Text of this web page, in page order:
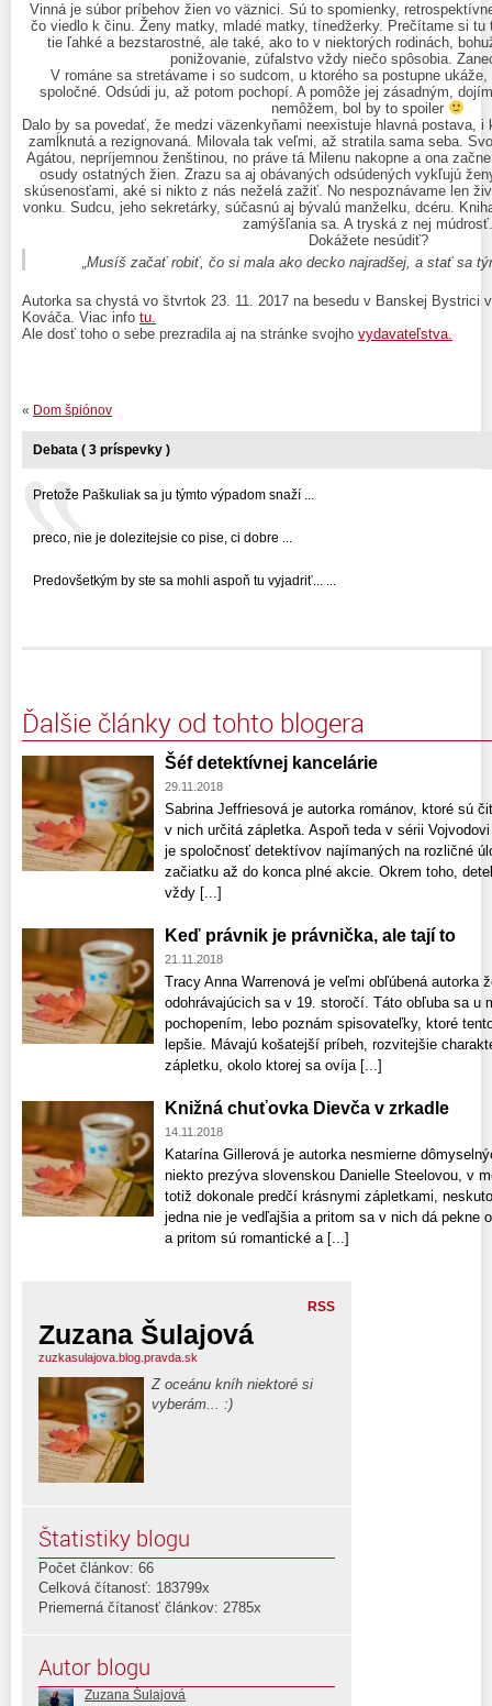
Vinná je súbor príbehov žien vo väznici. Sú to spomienky,
čo viedlo k činu. Ženy matky, mladé matky, tínedžerky. Prečítame si
tie ľahké a bezstarostné, ale také, ako to v niektorých rodinách,
ponižovanie, zúfalstvo vždy niečo spôsobia.
V románe sa stretávame i so sudcom, u ktorého sa postupne
spoločné. Odsúdi ju, až potom pochopí. A pomôže jej zásadným,
nemôžem, bol by to spoiler
Dalo by sa povedať, že medzi väzenkyňami neexistuje hlavná postava,
zamĺknutá a rezignovaná. Milovala tak veľmi, až stratila sama seba.
Agátou, nepríjemnou ženštinou, no práve tá Milenu nakopne a ona
osudy ostatných žien. Zrazu sa aj obávaných odsúdených vykľujú
skúsenosťami, aké si nikto z nás neželá zažiť. No nespoznávame len
vonku. Sudcu, jeho sekretárky, súčasnú aj bývalú manželku, dcéru.
zamýšľania sa. A tryská z nej múdrosť.
Dokážete nesúdiť?
„Musíš začať robiť, čo si mala ako decko najradšej, a stať sa
Autorka sa chystá vo štvrtok 23. 11. 2017 na besedu v Banskej Bystrici
Kováča. Viac info tu.
Ale dosť toho o sebe prezradila aj na stránke svojho vydavateľstva.
« Dom špiónov
Debata ( 3 príspevky )
Pretože Paškuliak sa ju týmto výpadom snaží ...
preco, nie je dolezitejsie co pise, ci dobre ...
Predovšetkým by ste sa mohli aspoň tu vyjadriť... ...
Ďalšie články od tohto blogera
Šéf detektívnej kancelárie
29.11.2018
Sabrina Jeffriesová je autorka románov, ktoré sú
v nich určitá zápletka. Aspoň teda v sérii
je spoločnosť detektívov najímaných na rozličné
začiatku až do konca plné akcie. Okrem toho,
vždy [...]
Keď právnik je právnička, ale tají to
21.11.2018
Tracy Anna Warrenová je veľmi obľúbená autorka
odohrávajúcich sa v 19. storočí. Táto obľuba sa u
pochopením, lebo poznám spisovateľky, ktoré
lepšie. Mávajú košatejší príbeh, rozvitejšie
zápletku, okolo ktorej sa ovíja [...]
Knižná chuťovka Dievča v zrkadle
14.11.2018
Katarína Gillerová je autorka nesmierne
niekto prezýva slovenskou Danielle Steelovou, v
totiž dokonale predčí krásnymi zápletkami,
jedna nie je vedľajšia a pritom sa v nich dá pekne
a pritom sú romantické a [...]
RSS
Zuzana Šulajová
zuzkasulajova.blog.pravda.sk
Z oceánu kníh niektoré si
vyberám... :)
Štatistiky blogu
Počet článkov: 66
Celková čítanosť: 183799x
Priemerná čítanosť článkov: 2785x
Autor blogu
Zuzana Šulajová